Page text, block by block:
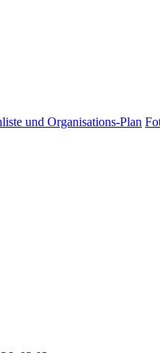
und Organisations-Plan